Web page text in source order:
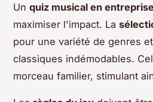
Un quiz musical en entreprise
maximiser l'impact. La
pour une variété de genres
classiques indémodables.
morceau familier, stimulant